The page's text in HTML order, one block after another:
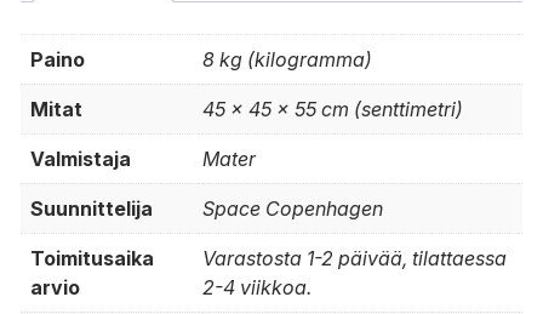
Paino 8 kg (kilogramma)
Mitat 45 × 45 × 55 cm (senttimetri)
Valmistaja Mater
Suunnittelija Space Copenhagen
Toimitusaika
arvio
Varastosta 1-2 päivää, tilattaessa
2-4 viikkoa.